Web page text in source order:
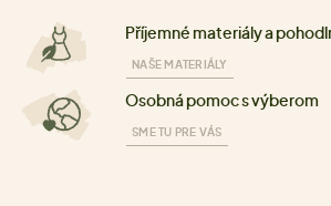
Příjemné materiály a
NAŠE MATERIÁLY
Osobná pomoc s výberom
SME TU PRE VÁS